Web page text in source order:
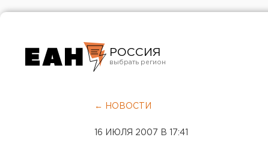
РОССИЯ
Челябинск
← НОВОСТИ
16 ИЮЛЯ 2007 В 17:41